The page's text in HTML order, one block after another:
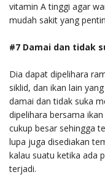
vitamin A tinggi agar
mudah sakit yang
#7 Damai dan tidak
Dia dapat dipelihara
siklid, dan ikan lain
damai dan tidak suka
dipelihara bersama
cukup besar sehingga
lupa juga disediakan
kalau suatu ketika ada
terjadi.